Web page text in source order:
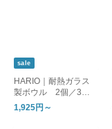
sale
HARIO｜耐熱ガラス
製ボウル 2個／3個
セット
1,925円～